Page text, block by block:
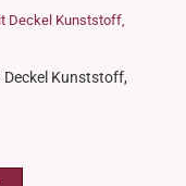
Deckel Kunststoff,